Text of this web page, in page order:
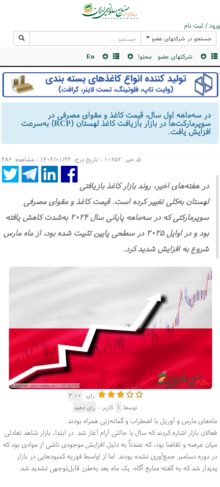
ورود / ثبت نام
جستجو در شرکتهای عضو
شرکتهای عضو محتوا En
در سه‌ماهه اول سال، قیمت کاغذ و مقوای مصرفی در
سوپرمارکت‌ها در بازار بازیافت کاغذ لهستان (RCP) به‌سرعت
افزایش یافت.
کد خبر: ۱۰۶۵۲ - تاریخ درج: ۱۴۰۴/۰۱/۲۴ - مشاهده: ۳۸۶
در هفته‌های اخیر، روند بازار کاغذ بازیافتی
لهستان به‌کلی تغییر کرده است. قیمت کاغذ و مقوای مصرفی
سوپرمارکتی که در سه‌ماهه پایانی سال ۲۰۲۴ به‌شدت کاهش یافته
بود و در اوایل ۲۰۲۵ در سطحی پایین تثبیت شده بود، از ماه مارس
شروع به افزایش شدید کرد.
رای: ۳.۰۰
توسط ۱ کاربر - رای دهید
ماه‌های مارس و آوریل با اضطراب و گمانه‌زنی همراه بودند.
فعالان بازار اشاره کردند که سال با حالتی آرام آغاز شد. در ابتدا، بازار شاهد تعادلی
میان عرضه و تقاضا بود، که عمدتاً به دلیل افزایش موجودی ناشی از موادی بود که
در دوره دسامبر جمع‌آوری نشده بودند. اما از اواسط فوریه کمبودهایی در بازار
پدیدار شد که به گفته منابع آگاه، یک ماه بعد به‌طرز قابل‌توجهی تشدید شد.